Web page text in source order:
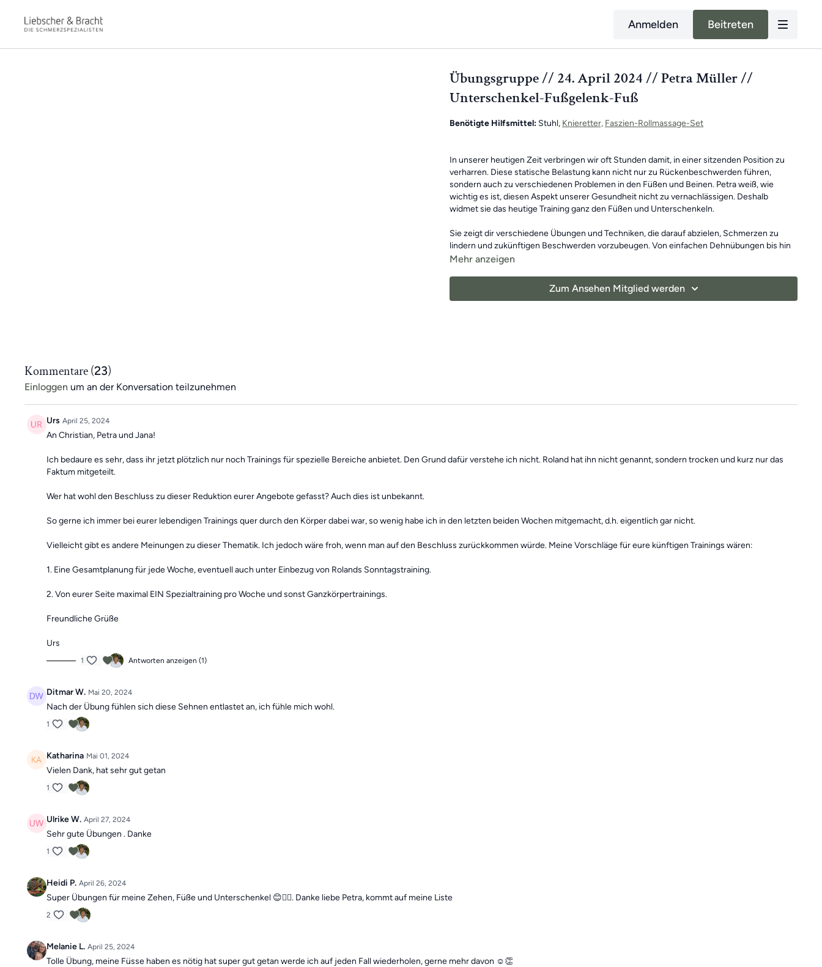
Anmelden Beitreten
Übungsgruppe // 24. April 2024 // Petra Müller //
Unterschenkel-Fußgelenk-Fuß
Benötigte Hilfsmittel: Stuhl, Knieretter, Faszien-Rollmassage-Set
In unserer heutigen Zeit verbringen wir oft Stunden damit, in einer sitzenden Position zu
verharren. Diese statische Belastung kann nicht nur zu Rückenbeschwerden führen,
sondern auch zu verschiedenen Problemen in den Füßen und Beinen. Petra weiß, wie
wichtig es ist, diesen Aspekt unserer Gesundheit nicht zu vernachlässigen. Deshalb
widmet sie das heutige Training ganz den Füßen und Unterschenkeln.
Sie zeigt dir verschiedene Übungen und Techniken, die darauf abzielen, Schmerzen zu
lindern und zukünftigen Beschwerden vorzubeugen. Von einfachen Dehnübungen bis hin
zu Kräftigungsübungen für die Muskulatur der Füße und Beine ist alles dabei.
Wir wünschen dir viel Spaß beim Mitmachen! 💁🏼
Mehr anzeigen
Zum Ansehen Mitglied werden
Kommentare (23)
Einloggen um an der Konversation teilzunehmen
Urs April 25, 2024
An Christian, Petra und Jana!
Ich bedaure es sehr, dass ihr jetzt plötzlich nur noch Trainings für spezielle Bereiche anbietet. Den Grund dafür verstehe ich nicht. Roland hat ihn nicht genannt, sondern trocken und kurz nur das
Faktum mitgeteilt.
Wer hat wohl den Beschluss zu dieser Reduktion eurer Angebote gefasst? Auch dies ist unbekannt.
So gerne ich immer bei eurer lebendigen Trainings quer durch den Körper dabei war, so wenig habe ich in den letzten beiden Wochen mitgemacht, d.h. eigentlich gar nicht.
Vielleicht gibt es andere Meinungen zu dieser Thematik. Ich jedoch wäre froh, wenn man auf den Beschluss zurückkommen würde. Meine Vorschläge für eure künftigen Trainings wären:
1. Eine Gesamtplanung für jede Woche, eventuell auch unter Einbezug von Rolands Sonntagstraining.
2. Von eurer Seite maximal EIN Spezialtraining pro Woche und sonst Ganzkörpertrainings.
Freundliche Grüße
Urs
1 Antworten anzeigen (1)
Ditmar W. Mai 20, 2024
Nach der Übung fühlen sich diese Sehnen entlastet an, ich fühle mich wohl.
1
Katharina Mai 01, 2024
Vielen Dank, hat sehr gut getan
1
Ulrike W. April 27, 2024
Sehr gute Übungen . Danke
1
Heidi P. April 26, 2024
Super Übungen für meine Zehen, Füße und Unterschenkel 😊🙋‍♀️. Danke liebe Petra, kommt auf meine Liste
2
Melanie L. April 25, 2024
Tolle Übung, meine Füsse haben es nötig hat super gut getan werde ich auf jeden Fall wiederholen, gerne mehr davon ☺️👏